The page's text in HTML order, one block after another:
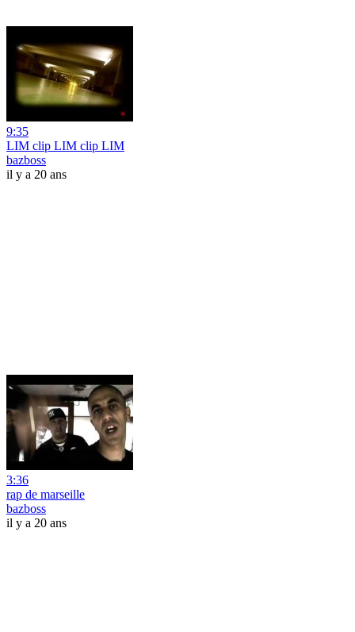
9:35
LIM clip LIM clip LIM
bazboss
il y a 20 ans
3:36
rap de marseille
bazboss
il y a 20 ans